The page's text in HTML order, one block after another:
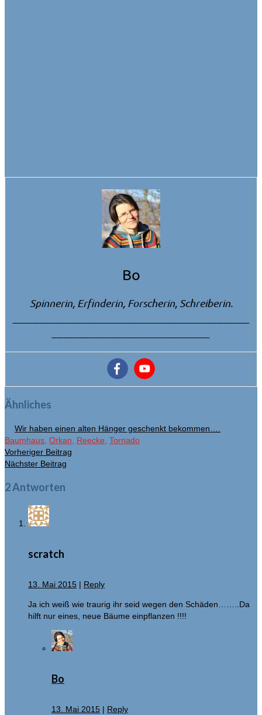
Bo
Spinnerin, Erfinderin, Forscherin, Schreiberin.
Ähnliches
Wir haben einen alten Hänger geschenkt bekommen….
Baumhaus Orkan Reecke Tornado
Vorheriger Beitrag
Nächster Beitrag
2 Antworten
scratch
13. Mai 2015 | Reply
Ja ich weiß wie traurig ihr seid wegen den Schäden……..Da
hilft nur eines, neue Bäume einpflanzen !!!!
Bo
13. Mai 2015 | Reply